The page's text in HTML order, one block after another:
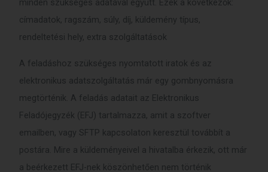
minden szükséges adatával együtt. Ezek a következők:
címadatok, ragszám, súly, díj, küldemény típus,
rendeltetési hely, extra szolgáltatások
A feladáshoz szükséges nyomtatott iratok és az
elektronikus adatszolgáltatás már egy gombnyomásra
megtörténik. A feladás adatait az Elektronikus
Feladójegyzék (EFJ) tartalmazza, amit a szoftver
emailben, vagy SFTP kapcsolaton keresztül továbbít a
postára. Mire a küldeményeivel a hivatalba érkezik, ott már
a beérkezett EFJ-nek köszönhetően nem történik